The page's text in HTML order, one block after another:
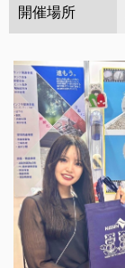
開催場所